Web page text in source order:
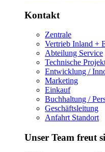
Kontakt
Zentrale
Vertrieb Inland +
Abteilung Service
Technische
Entwicklung /
Marketing
Einkauf
Buchhaltung /
Geschäftsleitung
Anfahrt Standort
Unser Team freut